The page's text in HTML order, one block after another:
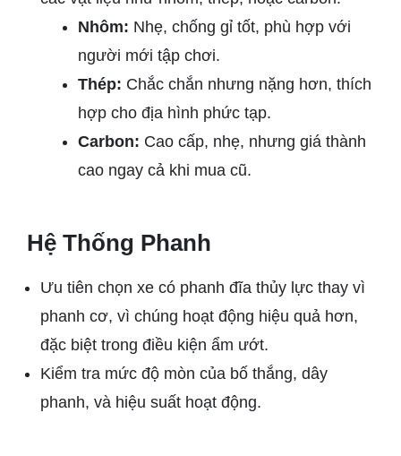
Nhôm: Nhẹ, chống gỉ tốt, phù hợp với
người mới tập chơi.
Thép: Chắc chắn nhưng nặng hơn, thích
hợp cho địa hình phức tạp.
Carbon: Cao cấp, nhẹ, nhưng giá thành
cao ngay cả khi mua cũ.
Hệ Thống Phanh
Ưu tiên chọn xe có phanh đĩa thủy lực thay vì
phanh cơ, vì chúng hoạt động hiệu quả hơn,
đặc biệt trong điều kiện ẩm ướt.
Kiểm tra mức độ mòn của bố thắng, dây
phanh, và hiệu suất hoạt động.